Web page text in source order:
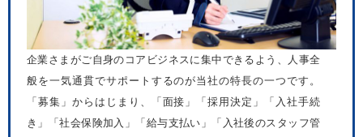
企業さまがご自身のコアビジネスに集中できるよう、人事全
般を一気通貫でサポートするのが当社の特長の一つです。
「募集」からはじまり、「面接」「採用決定」「入社手続
き」「社会保険加入」「給与支払い」「入社後のスタッフ管